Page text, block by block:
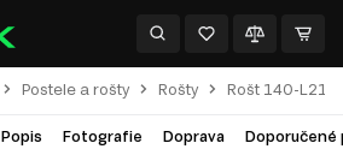
Postele a rošty Rošty Rošt 140-L21
Popis Fotografie Doprava Doporučené